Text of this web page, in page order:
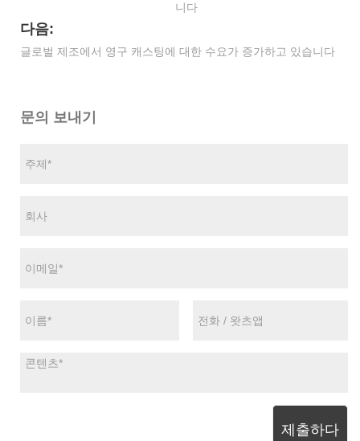
니다
다음:
글로벌 제조에서 영구 캐스팅에 대한 수요가 증가하고 있습니다
문의 보내기
제출하다